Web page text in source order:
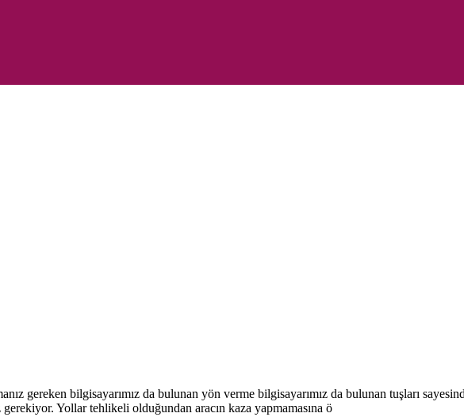
gereken bilgisayarımız da bulunan yön verme bilgisayarımız da bulunan tuşları
Yollar tehlikeli olduğundan aracın kaza yapmamasına ö